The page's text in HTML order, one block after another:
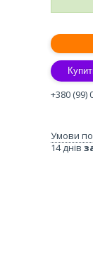
+380 (99)
14 днів